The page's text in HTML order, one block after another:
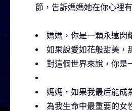
節，告訴媽媽她在你心裡
媽媽，你是一顆永遠閃
如果說愛如花般甜美，
對這個世界來說，你是
媽媽，如果我最后能成
為我生命中最重要的女